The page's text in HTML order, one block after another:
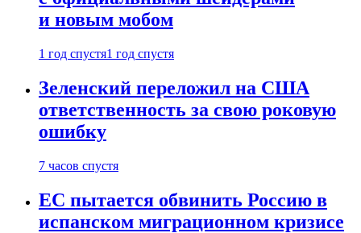
и новым мобом
1 год спустя1 год спустя
Зеленский переложил на США
ответственность за свою роковую
ошибку
7 часов спустя
ЕС пытается обвинить Россию в
испанском миграционном кризисе